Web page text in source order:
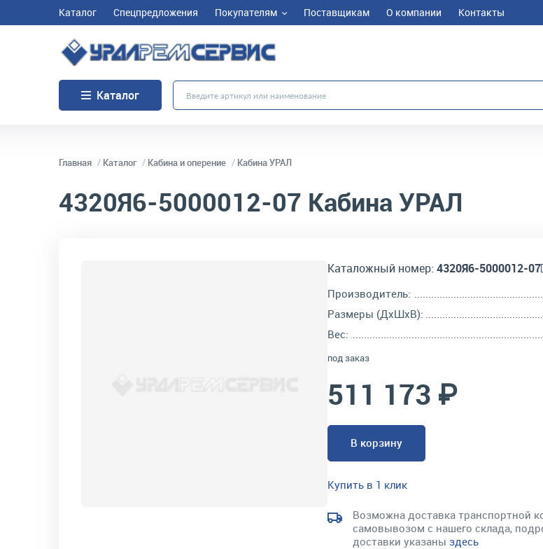
Каталог Спецпредложения Покупателям Поставщикам О компании Контакты
Каталог
Главная Каталог Кабина и оперение Кабина УРАЛ
4320Я6-5000012-07 Кабина УРАЛ
Каталожный номер: 4320Я6-5000012-07
Производитель:
Размеры (ДхШхВ):
Вес:
под заказ
511 173 ₽
В корзину
Купить в 1 клик
Возможна доставка транспортной
самовывозом с нашего склада,
доставки указаны здесь